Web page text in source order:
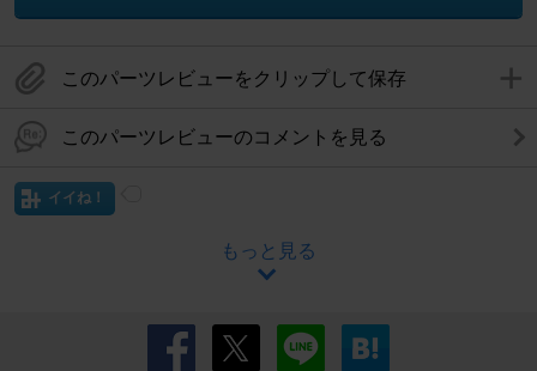
このパーツレビューをクリップして保存
このパーツレビューのコメントを見る
イイね！
もっと見る